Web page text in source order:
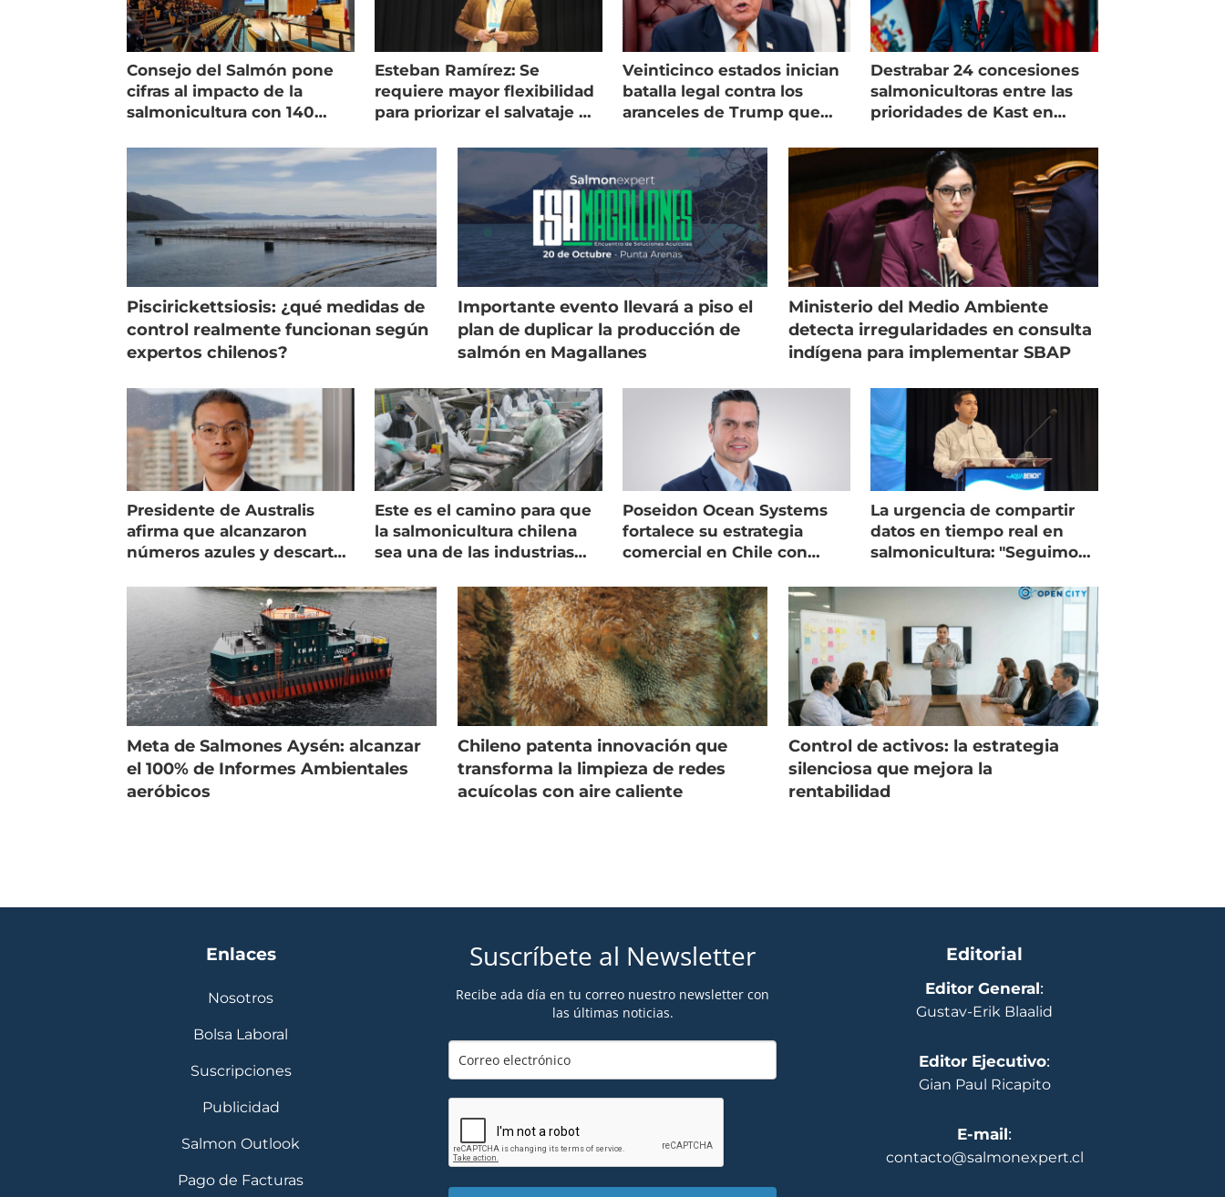
Consejo del Salmón pone
cifras al impacto de la
salmonicultura con 140
Esteban Ramírez: Se
requiere mayor flexibilidad
para priorizar el salvataje de
Veinticinco estados inician
batalla legal contra los
aranceles de Trump que
Destrabar 24 concesiones
salmonicultoras entre las
prioridades de Kast en
Piscirickettsiosis: ¿qué medidas de
control realmente funcionan según
expertos chilenos?
Importante evento llevará a piso el
plan de duplicar la producción de
salmón en Magallanes
Ministerio del Medio Ambiente
detecta irregularidades en consulta
indígena para implementar SBAP
Presidente de Australis
afirma que alcanzaron
números azules y descarta
Este es el camino para que
la salmonicultura chilena
sea una de las industrias
Poseidon Ocean Systems
fortalece su estrategia
comercial en Chile con
La urgencia de compartir
datos en tiempo real en
salmonicultura: "Seguimos
Meta de Salmones Aysén: alcanzar
el 100% de Informes Ambientales
aeróbicos
Chileno patenta innovación que
transforma la limpieza de redes
acuícolas con aire caliente
Control de activos: la estrategia
silenciosa que mejora la
rentabilidad
Enlaces
Nosotros
Bolsa Laboral
Suscripciones
Publicidad
Salmon Outlook
Pago de Facturas
Suscríbete al Newsletter
Recibe ada día en tu correo nuestro newsletter con
las últimas noticias.
Editorial
Editor General:
Gustav-Erik Blaalid
Editor Ejecutivo:
Gian Paul Ricapito
E-mail:
contacto@salmonexpert.cl